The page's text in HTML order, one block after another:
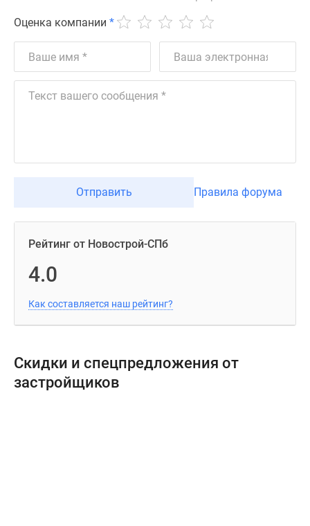
Оценка компании *
Отправить Правила форума
Рейтинг от Новострой-СПб
4.0
Как составляется наш рейтинг?
Скидки и спецпредложения от
застройщиков